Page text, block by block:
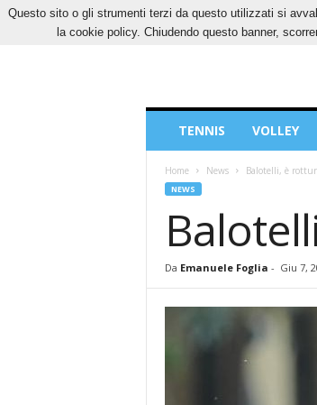
GIOVEDÌ, 6 AGOSTO 2026
Sport
TENNIS VOLLEY
Home News Balotelli, è
NEWS
Da Emanuele Foglia - Giu 7,
Questo sito o gli strumenti terzi da questo utilizzati si
la cookie policy. Chiudendo questo banner,